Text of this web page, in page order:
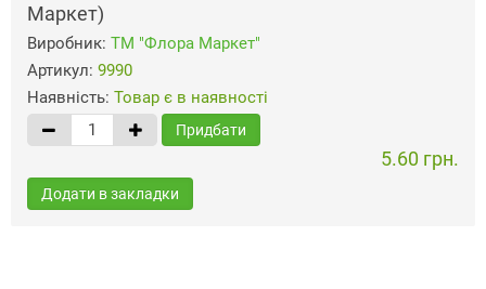
Маркет)
Виробник: ТМ "Флора Маркет"
Артикул: 9990
Наявність: Товар є в наявності
Придбати
5.60 грн.
Додати в закладки